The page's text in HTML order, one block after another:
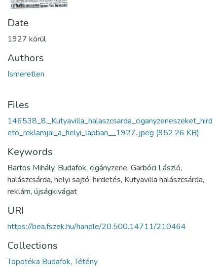
Date
1927 körül
Authors
Ismeretlen
Files
146538_8._Kutyavilla_halaszcsarda_ciganyzeneszeket_hird
eto_reklamjai_a_helyi_lapban__1927..jpeg (952.26 KB)
Keywords
Bartos Mihály, Budafok, cigányzene, Garbóci László,
halászcsárda, helyi sajtó, hirdetés, Kutyavilla halászcsárda,
reklám, újságkivágat
URI
https://bea.fszek.hu/handle/20.500.14711/210464
Collections
Topotéka Budafok, Tétény